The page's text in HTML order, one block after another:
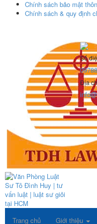
Chính sách bảo mật
Chính sách & quy định
Số
Địa
Trang chủ Giới thiệu